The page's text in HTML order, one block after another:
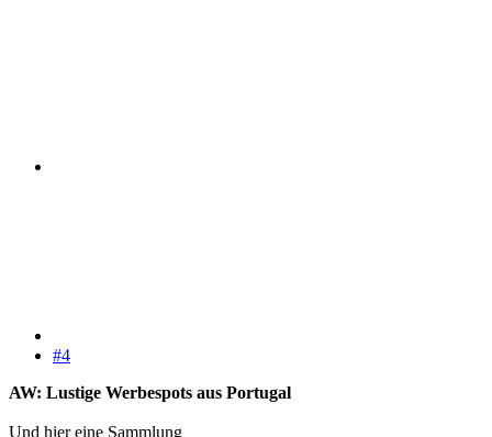
#4
AW: Lustige Werbespots aus Portugal
Und hier eine Sammlung